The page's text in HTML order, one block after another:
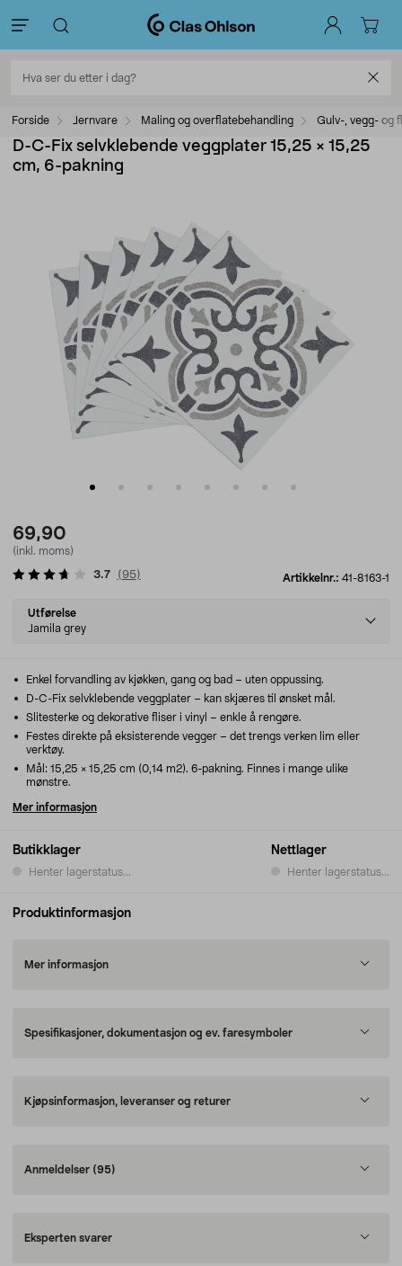
Forside Jernvare Maling og overflatebehandling Gulv-, vegg- og
D-C-Fix selvklebende veggplater 15,25 × 15,25
cm, 6-pakning
69,90
(inkl. moms)
Artikkelnr.: 41-8163-1
3.7 (95)
Select
variant
Utførelse
Jamila grey
Butikklager
Henter lagerstatus...
Nettlager
Henter lagerstatus...
Enkel forvandling av kjøkken, gang og bad – uten oppussing.
D-C-Fix selvklebende veggplater – kan skjæres til ønsket mål.
Slitesterke og dekorative fliser i vinyl – enkle å rengøre.
Festes direkte på eksisterende vegger – det trengs verken lim eller
verktøy.
Mål: 15,25 × 15,25 cm (0,14 m2). 6-pakning. Finnes i mange ulike
mønstre.
Mer informasjon
Produktinformasjon
Mer informasjon
Spesifikasjoner, dokumentasjon og ev. faresymboler
Kjøpsinformasjon, leveranser og returer
Anmeldelser (95)
Eksperten svarer